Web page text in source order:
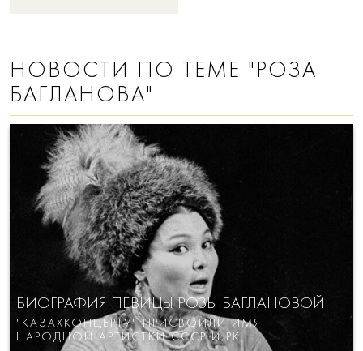
НОВОСТИ ПО ТЕМЕ "РОЗА
БАГЛАНОВА"
БИОГРАФИЯ ПЕВИЦЫ РОЗЫ БАГЛАНОВОЙ
"КАЗАХКОНЦЕРТУ" ПРИСВОИЛИ ИМЯ
НАРОДНОЙ АРТИСТКИ СССР И РК